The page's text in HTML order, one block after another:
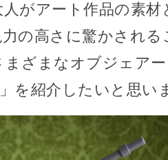
がアート作品の素
の高さに驚かされ
ざまなオブジェア
を紹介したいと思い